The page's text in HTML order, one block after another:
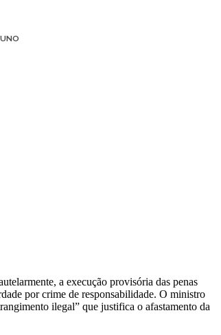
a execução provisória das penas
por crime de responsabilidade. O ministro
ilegal” que justifica o afastamento da